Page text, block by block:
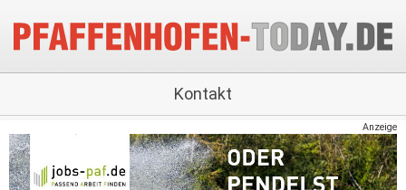
Kontakt
Anzeige